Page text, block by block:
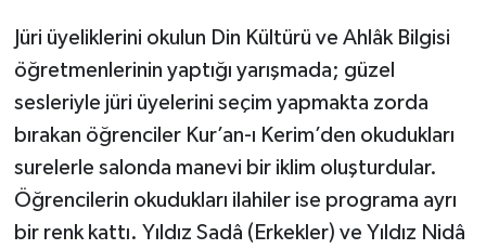
Jüri üyeliklerini okulun Din Kültürü ve Ahlâk Bilgisi
öğretmenlerinin yaptığı yarışmada; güzel
sesleriyle jüri üyelerini seçim yapmakta zorda
bırakan öğrenciler Kur’an-ı Kerim’den okudukları
surelerle salonda manevi bir iklim oluşturdular.
Öğrencilerin okudukları ilahiler ise programa ayrı
bir renk kattı. Yıldız Sadâ (Erkekler) ve Yıldız Nidâ